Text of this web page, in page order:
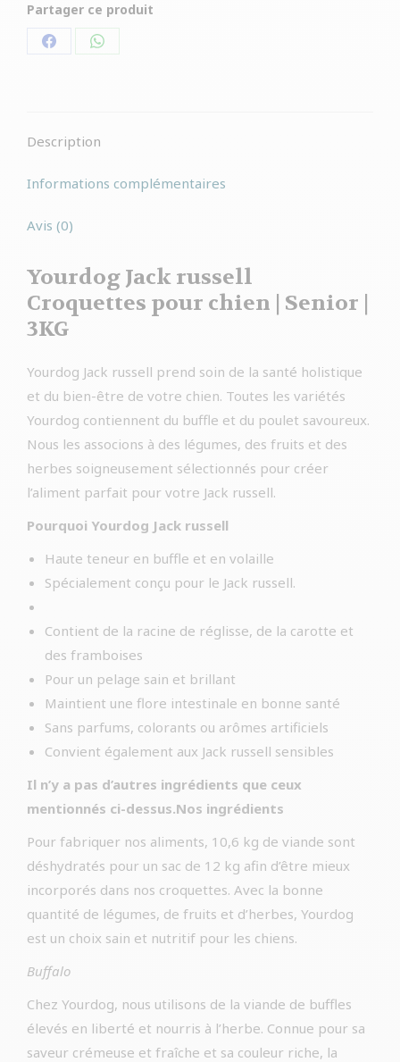
Partager ce produit
PartagerPartager
Description
Informations complémentaires
Avis (0)
Yourdog Jack russell
Croquettes pour chien | Senior |
3KG
Yourdog Jack russell prend soin de la santé holistique
et du bien-être de votre chien. Toutes les variétés
Yourdog contiennent du buffle et du poulet savoureux.
Nous les associons à des légumes, des fruits et des
herbes soigneusement sélectionnés pour créer
l’aliment parfait pour votre Jack russell.
Pourquoi Yourdog Jack russell
Haute teneur en buffle et en volaille
Spécialement conçu pour le Jack russell.
Contient de la racine de réglisse, de la carotte et
des framboises
Pour un pelage sain et brillant
Maintient une flore intestinale en bonne santé
Sans parfums, colorants ou arômes artificiels
Convient également aux Jack russell sensibles
Il n’y a pas d’autres ingrédients que ceux
mentionnés ci-dessus.Nos ingrédients
Pour fabriquer nos aliments, 10,6 kg de viande sont
déshydratés pour un sac de 12 kg afin d’être mieux
incorporés dans nos croquettes. Avec la bonne
quantité de légumes, de fruits et d’herbes, Yourdog
est un choix sain et nutritif pour les chiens.
Buffalo
Chez Yourdog, nous utilisons de la viande de buffles
élevés en liberté et nourris à l’herbe. Connue pour sa
saveur crémeuse et fraîche et sa couleur riche, la